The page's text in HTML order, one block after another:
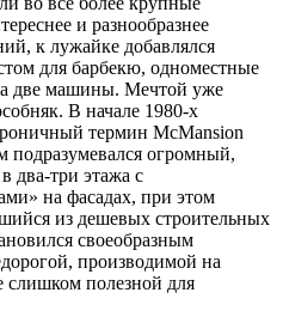
и разнообразнее
к лужайке добавлялся
для барбекю, одноместные
две машины. Мечтой уже
В начале 1980-х
термин McMansion
огромный,
два-три этажа с
на фасадах, при этом
из дешевых строительных
своеобразным
производимой на
слишком полезной для